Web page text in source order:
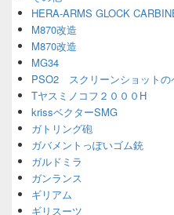
HERA-ARMS GLOCK
M870改造
M870改造
MG34
PSO2 スクリーンショットの
Tヤスミノコフ２０００H
krissベクターSMG
ガトリング砲
ガバメントっぽいゴム銃
ガルドミラ
ガンランス
ギリアム
ギリスーツ